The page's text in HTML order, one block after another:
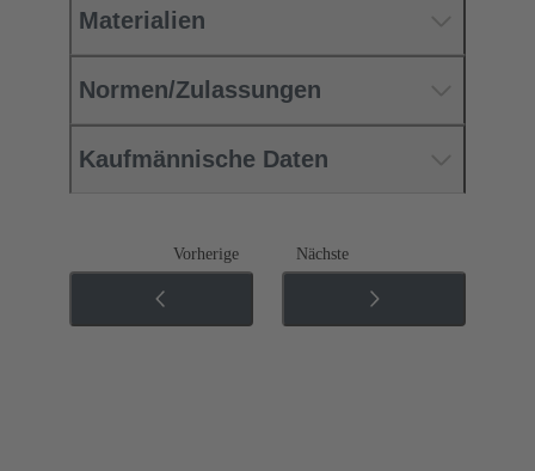
Materialien
Normen/Zulassungen
Kaufmännische Daten
Vorherige Nächste